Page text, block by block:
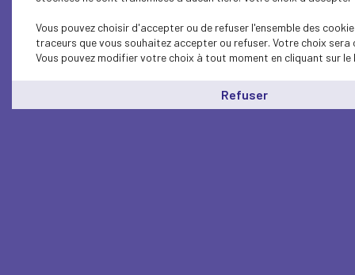
Vous pouvez choisir d'accepter ou de refuser l'ensemble des
traceurs que vous souhaitez accepter ou refuser. Votre choix
Vous pouvez modifier votre choix à tout moment en cliquant sur le
Refuser